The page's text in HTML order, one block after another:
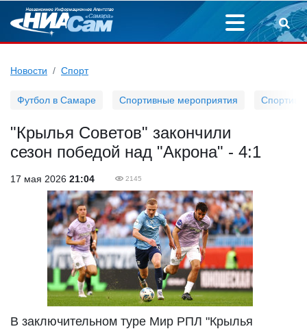
Новости Спорт
Футбол в Самаре Спортивные мероприятия
"Крылья Советов" закончили
сезон победой над "Акрона" - 4:1
17 мая 2026 21:04 2145
В заключительном туре Мир РПЛ "Крылья